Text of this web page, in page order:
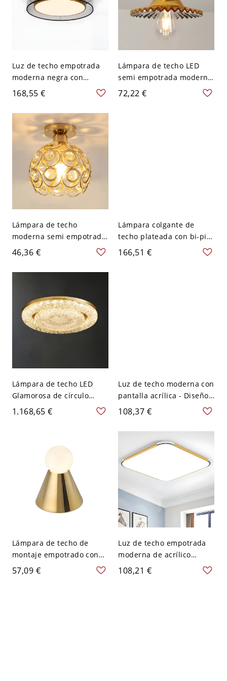
Luz de techo empotrada
moderna negra con
pantalla dorada,
bombillas LED y marco de
metal - 110 A 120 V 40,64
168,55 €
Lámpara de techo LED
semi empotrada moderna
de vidrio blanco - 110 A
120 V Dorado
72,22 €
Lámpara de techo
moderna semi empotrada
de metal con pantalla de
cristal - Dorado 110 A 120
V
46,36 €
Lámpara colgante de
techo plateada con bi-pin
y pantalla de metal para
un aspecto moderno en
166,51 €
Lámpara de techo LED
Glamorosa de círculo
dorado con pantalla de
resina - Dorado 110 A 120
1.168,65 €
Luz de techo moderna con
pantalla acrílica - Diseño
contemporáneo de 1 luz -
110 A 120 V Dorado 49,53
cm Blanco
108,37 €
Lámpara de techo de
montaje empotrado con
bola de metal hermosa
para hogares modernos y
57,09 €
Luz de techo empotrada
moderna de acrílico
blanco - Iluminación
elegante hacia abajo - 110
108,21 €